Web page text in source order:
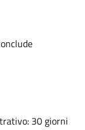
30 giorni